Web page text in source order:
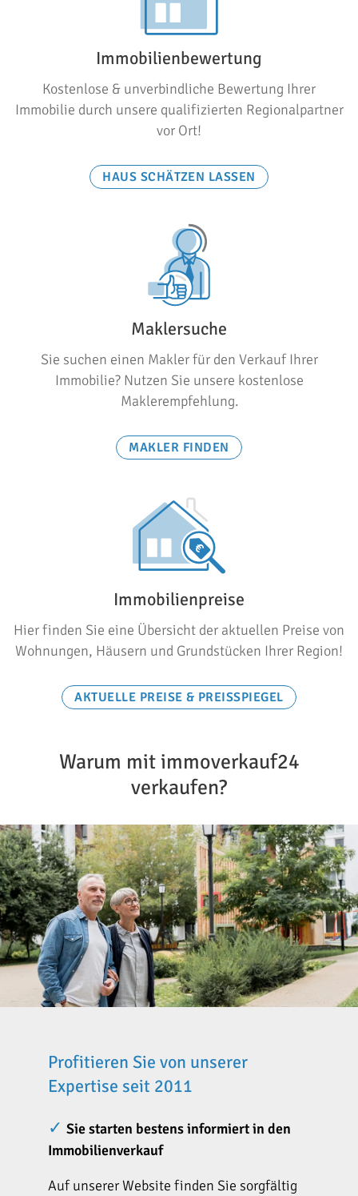
Immobilienbewertung
Kostenlose & unverbindliche Bewertung Ihrer
Immobilie durch unsere qualifizierten Regionalpartner
vor Ort!
HAUS SCHÄTZEN LASSEN
Maklersuche
Sie suchen einen Makler für den Verkauf Ihrer
Immobilie? Nutzen Sie unsere kostenlose
Maklerempfehlung.
MAKLER FINDEN
Immobilienpreise
Hier finden Sie eine Übersicht der aktuellen Preise von
Wohnungen, Häusern und Grundstücken Ihrer Region!
AKTUELLE PREISE & PREISSPIEGEL
Warum mit immoverkauf24
verkaufen?
Profitieren Sie von unserer
Expertise seit 2011
✓ Sie starten bestens informiert in den
Immobilienverkauf
Auf unserer Website finden Sie sorgfältig